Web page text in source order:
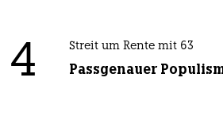
4 Streit um Rente mit 63
Passgenauer